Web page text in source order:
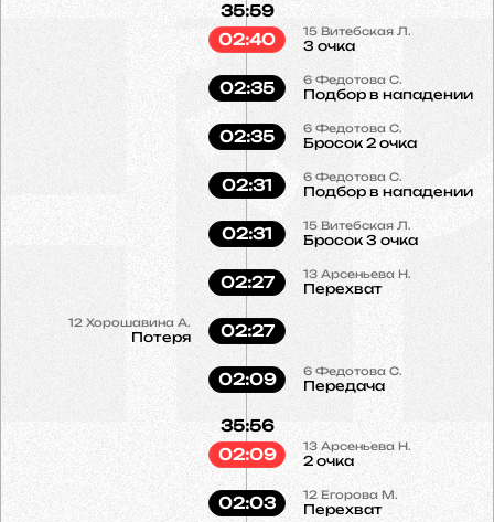
15 Витебская Л.
3 очка
35:59
02:40
6 Федотова С.
Подбор в нападении
02:35
6 Федотова С.
Бросок 2 очка
02:35
6 Федотова С.
Подбор в нападении
02:31
15 Витебская Л.
Бросок 3 очка
02:31
13 Арсеньева Н.
Перехват
02:27
12 Хорошавина А.
Потеря 02:27
6 Федотова С.
Передача
02:09
13 Арсеньева Н.
2 очка
35:56
02:09
12 Егорова М.
Перехват
02:03